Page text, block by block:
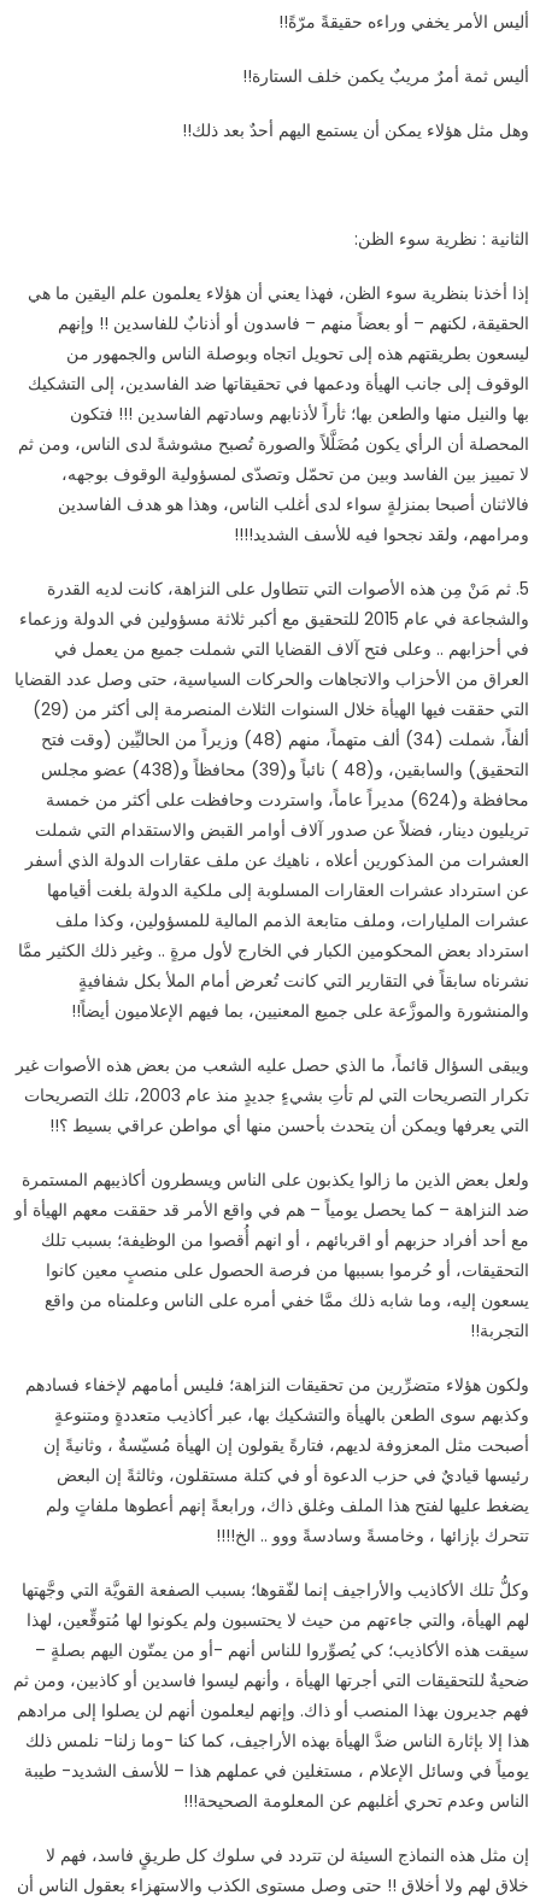
أليس الأمر يخفي وراءه حقيقةً مرّةً!!
أليس ثمة أمرٌ مريبٌ يكمن خلف الستارة!!
وهل مثل هؤلاء يمكن أن يستمع اليهم أحدٌ بعد ذلك!!
الثانية : نظرية سوء الظن:
إذا أخذنا بنظرية سوء الظن، فهذا يعني أن هؤلاء يعلمون علم اليقين ما هي
الحقيقة، لكنهم – أو بعضاً منهم – فاسدون أو أذنابٌ للفاسدين !! وإنهم
ليسعون بطريقتهم هذه إلى تحويل اتجاه وبوصلة الناس والجمهور من
الوقوف إلى جانب الهيأة ودعمها في تحقيقاتها ضد الفاسدين، إلى التشكيك
بها والنيل منها والطعن بها؛ ثأراً لأذنابهم وسادتهم الفاسدين !!! فتكون
المحصلة أن الرأي يكون مُضَلَّلاً والصورة تُصبح مشوشةً لدى الناس، ومن ثم
لا تمييز بين الفاسد وبين من تحمّل وتصدّى لمسؤولية الوقوف بوجهه،
فالاثنان أصبحا بمنزلةٍ سواء لدى أغلب الناس، وهذا هو هدف الفاسدين
ومرامهم، ولقد نجحوا فيه للأسف الشديد!!!!
5. ثم مَنْ مِن هذه الأصوات التي تتطاول على النزاهة، كانت لديه القدرة
والشجاعة في عام 2015 للتحقيق مع أكبر ثلاثة مسؤولين في الدولة وزعماء
في أحزابهم .. وعلى فتح آلاف القضايا التي شملت جميع من يعمل في
العراق من الأحزاب والاتجاهات والحركات السياسية، حتى وصل عدد القضايا
التي حققت فيها الهيأة خلال السنوات الثلاث المنصرمة إلى أكثر من (29)
ألفاً، شملت (34) ألف متهماً، منهم (48) وزيراً من الحاليِّين (وقت فتح
التحقيق) والسابقين، و(48 ) نائباً و(39) محافظاً و(438) عضو مجلس
محافظة و(624) مديراً عاماً، واستردت وحافظت على أكثر من خمسة
تريليون دينار، فضلاً عن صدور آلاف أوامر القبض والاستقدام التي شملت
العشرات من المذكورين أعلاه ، ناهيك عن ملف عقارات الدولة الذي أسفر
عن استرداد عشرات العقارات المسلوبة إلى ملكية الدولة بلغت أقيامها
عشرات المليارات، وملف متابعة الذمم المالية للمسؤولين، وكذا ملف
استرداد بعض المحكومين الكبار في الخارج لأول مرةٍ .. وغير ذلك الكثير ممَّا
نشرناه سابقاً في التقارير التي كانت تُعرض أمام الملأ بكل شفافيةٍ
والمنشورة والموزَّعة على جميع المعنيين، بما فيهم الإعلاميون أيضاً!!
ويبقى السؤال قائماً، ما الذي حصل عليه الشعب من بعض هذه الأصوات غير
تكرار التصريحات التي لم تأتِ بشيءٍ جديدٍ منذ عام 2003، تلك التصريحات
التي يعرفها ويمكن أن يتحدث بأحسن منها أي مواطن عراقي بسيط ؟!!
ولعل بعض الذين ما زالوا يكذبون على الناس ويسطرون أكاذيبهم المستمرة
ضد النزاهة – كما يحصل يومياً – هم في واقع الأمر قد حققت معهم الهيأة أو
مع أحد أفراد حزبهم أو اقربائهم ، أو انهم أُقصوا من الوظيفة؛ بسبب تلك
التحقيقات، أو حُرموا بسببها من فرصة الحصول على منصبٍ معين كانوا
يسعون إليه، وما شابه ذلك ممَّا خفي أمره على الناس وعلمناه من واقع
التجربة!!
ولكون هؤلاء متضرِّرين من تحقيقات النزاهة؛ فليس أمامهم لإخفاء فسادهم
وكذبهم سوى الطعن بالهيأة والتشكيك بها، عبر أكاذيب متعددةٍ ومتنوعةٍ
أصبحت مثل المعزوفة لديهم، فتارةً يقولون إن الهيأة مُسيّسةٌ ، وثانيةً إن
رئيسها قياديٌ في حزب الدعوة أو في كتلة مستقلون، وثالثةً إن البعض
يضغط عليها لفتح هذا الملف وغلق ذاك، ورابعةً إنهم أعطوها ملفاتٍ ولم
تتحرك بإزائها ، وخامسةً وسادسةً ووو .. الخ!!!!
وكلُّ تلك الأكاذيب والأراجيف إنما لفّقوها؛ بسبب الصفعة القويَّة التي وجَّهتها
لهم الهيأة، والتي جاءتهم من حيث لا يحتسبون ولم يكونوا لها مُتوقِّعين، لهذا
سيقت هذه الأكاذيب؛ كي يُصوِّروا للناس أنهم -أو من يمتّون اليهم بصلةٍ –
ضحيةٌ للتحقيقات التي أجرتها الهيأة ، وأنهم ليسوا فاسدين أو كاذبين، ومن ثم
فهم جديرون بهذا المنصب أو ذاك. وإنهم ليعلمون أنهم لن يصلوا إلى مرادهم
هذا إلا بإثارة الناس ضدَّ الهيأة بهذه الأراجيف، كما كنا -وما زلنا- نلمس ذلك
يومياً في وسائل الإعلام ، مستغلين في عملهم هذا – للأسف الشديد- طيبة
الناس وعدم تحري أغلبهم عن المعلومة الصحيحة!!!
إن مثل هذه النماذج السيئة لن تتردد في سلوك كل طريقٍ فاسد، فهم لا
خلاق لهم ولا أخلاق !! حتى وصل مستوى الكذب والاستهزاء بعقول الناس أن